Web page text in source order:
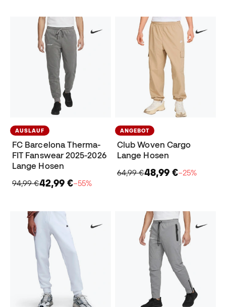
AUSLAUF
FC Barcelona Therma-
FIT Fanswear 2025-2026
Lange Hosen
94,99 €42,99 €−55%
ANGEBOT
Club Woven Cargo
Lange Hosen
64,99 €48,99 €−25%